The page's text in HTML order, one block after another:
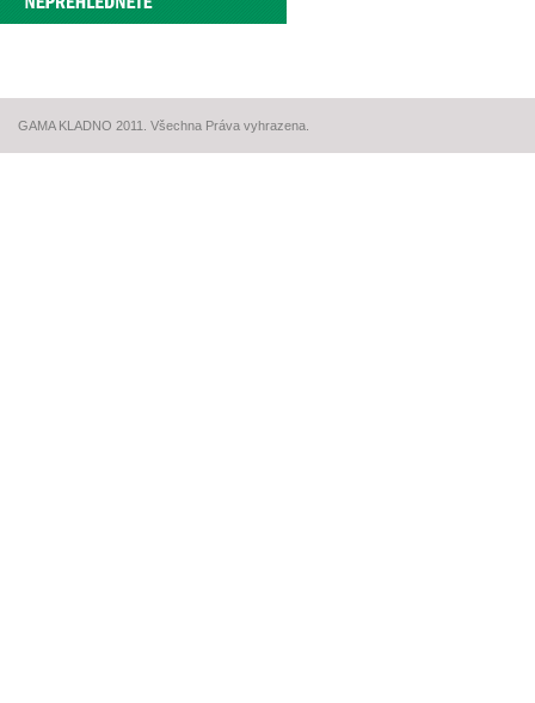
GAMA KLADNO 2011. Všechna Práva vyhrazena.